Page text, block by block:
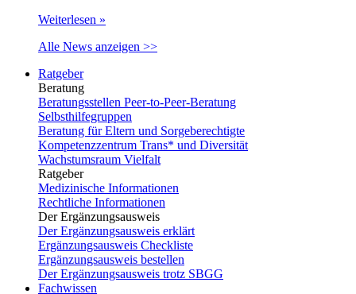
Weiterlesen »
Alle News anzeigen >>
Ratgeber
Beratung
Beratungsstellen Peer-to-Peer-Beratung
Selbsthilfegruppen
Beratung für Eltern und Sorgeberechtigte
Kompetenzzentrum Trans* und Diversität
Wachstumsraum Vielfalt
Ratgeber
Medizinische Informationen
Rechtliche Informationen
Der Ergänzungsausweis
Der Ergänzungsausweis erklärt
Ergänzungsausweis Checkliste
Ergänzungsausweis bestellen
Der Ergänzungsausweis trotz SBGG
Fachwissen